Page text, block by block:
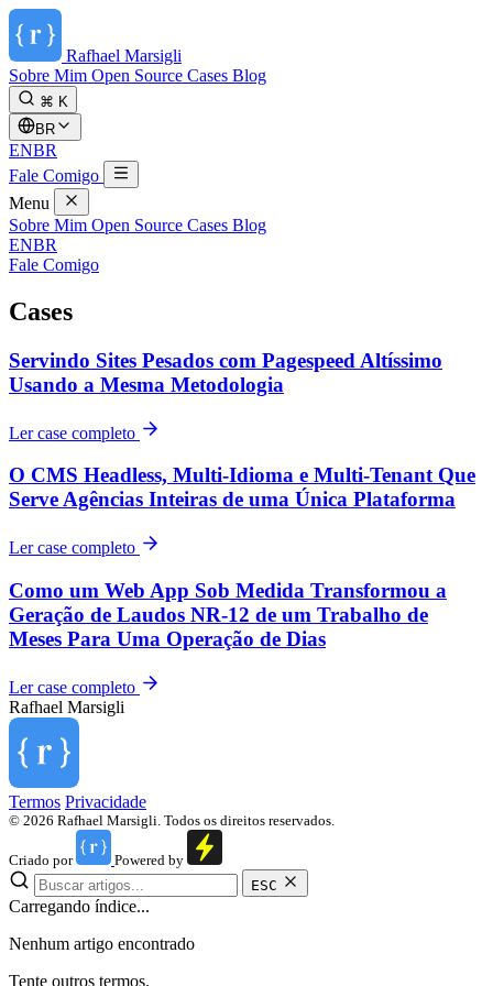
Rafhael Marsigli
Sobre Mim Open Source Cases Blog
⌘ K
BR
ENBR
Fale Comigo
Menu
Sobre Mim Open Source Cases Blog
ENBR
Fale Comigo
Cases
Servindo Sites Pesados com Pagespeed Altíssimo
Usando a Mesma Metodologia
Ler case completo
O CMS Headless, Multi-Idioma e Multi-Tenant Que
Serve Agências Inteiras de uma Única Plataforma
Ler case completo
Como um Web App Sob Medida Transformou a
Geração de Laudos NR-12 de um Trabalho de
Meses Para Uma Operação de Dias
Ler case completo
Rafhael Marsigli
Termos Privacidade
© 2026 Rafhael Marsigli. Todos os direitos reservados.
Criado por
Powered by
ESC
Carregando índice...
Nenhum artigo encontrado
Tente outros termos.